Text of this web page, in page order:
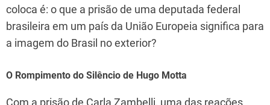
coloca é: o que a prisão de uma deputada federal
brasileira em um país da União Europeia significa para
a imagem do Brasil no exterior?
O Rompimento do Silêncio de Hugo Motta
Com a prisão de Carla Zambelli, uma das reações